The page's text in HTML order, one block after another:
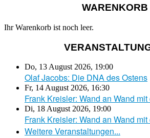
WARENKORB
Ihr Warenkorb ist noch leer.
Do, 13 August 2026, 19:00
Olaf Jacobs: Die DNA des Ostens
Fr, 14 August 2026, 16:30
Frank Kreisler: Wand an Wand
Di, 18 August 2026, 19:00
Frank Kreisler: Wand an Wand
Weitere Veranstaltungen...